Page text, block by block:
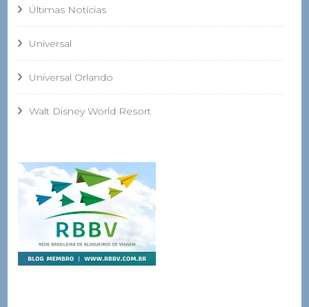
Últimas Notícias
Universal
Universal Orlando
Walt Disney World Resort